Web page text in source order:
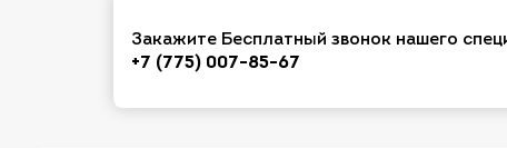
Закажите Бесплатный звонок нашего
+7 (775) 007-85-67